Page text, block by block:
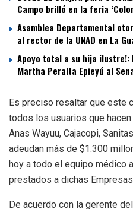
Campo brilló en la feria
Asamblea Departamental
al rector de la UNAD en La
Apoyo total a su hija ilustre!:
Martha Peralta Epieyú al
Es preciso resaltar que este
todos los usuarios que
Anas Wayuu, Cajacopi,
adeudan más de $1.300
hoy a todo el equipo médico
prestados a dichas
De acuerdo con la gerente